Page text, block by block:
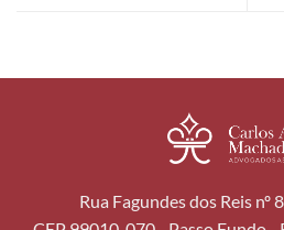
Rua Fagundes dos Reis